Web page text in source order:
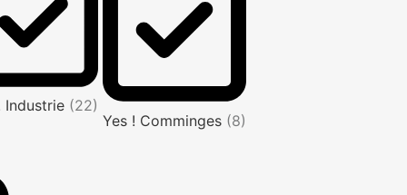
Industrie (22)
Yes ! Comminges (8)